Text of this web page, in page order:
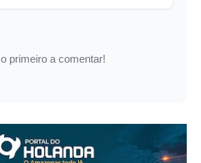
primeiro a comentar!